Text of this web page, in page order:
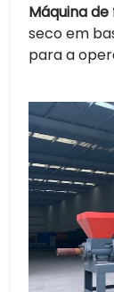
Máquina
seco em
para a